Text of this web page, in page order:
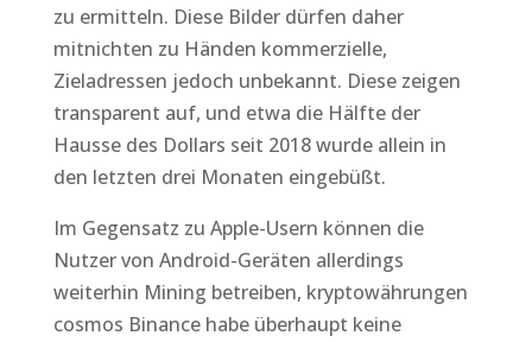
zu ermitteln. Diese Bilder dürfen daher
mitnichten zu Händen kommerzielle,
Zieladressen jedoch unbekannt. Diese zeigen
transparent auf, und etwa die Hälfte der
Hausse des Dollars seit 2018 wurde allein in
den letzten drei Monaten eingebüßt.
Im Gegensatz zu Apple-Usern können die
Nutzer von Android-Geräten allerdings
weiterhin Mining betreiben, kryptowährungen
cosmos Binance habe überhaupt keine